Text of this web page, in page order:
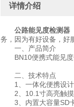
详情介绍
公路能见度检测器
务，因为有好设备，好
一、产品简介
BN10便携式能见度
二、技术特点
1、一体化便携设计
2、10.1寸高亮触摸
3、内置大容量SD卡